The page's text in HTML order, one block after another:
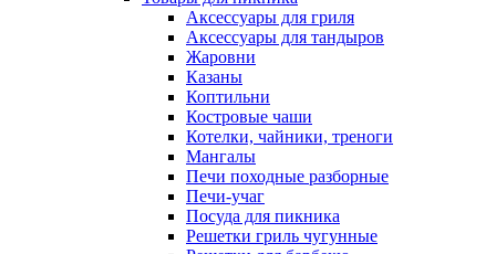
Аксессуары для гриля
Аксессуары для тандыров
Жаровни
Казаны
Коптильни
Костровые чаши
Котелки, чайники, треноги
Мангалы
Печи походные разборные
Печи-учаг
Посуда для пикника
Решетки гриль чугунные